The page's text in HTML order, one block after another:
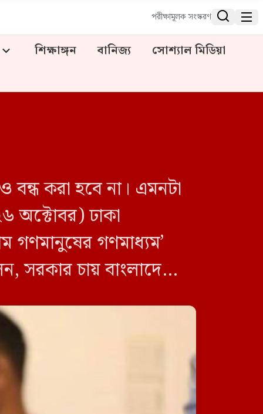
পরীক্ষামূলক সংস্করণ  
শিক্ষাঙ্গন বানিজ্য
সোশ্যাল মিডিয়া
বন্ধ করা হবে না। এমনটা
অক্টোবর) ঢাকা
গণমানুষের গণমাধ্যম’
চায় বাংলাদেশের